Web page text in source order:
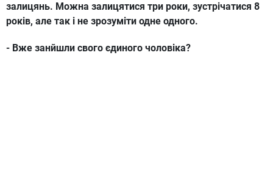
залицянь. Можна залицятися три роки, зустрічатися 8
років, але так і не зрозуміти одне одного.
- Вже занйшли свого єдиного чоловіка?